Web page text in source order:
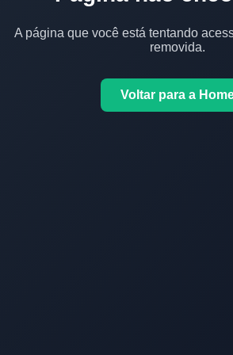
A página que você está tentando
removida.
Voltar para a